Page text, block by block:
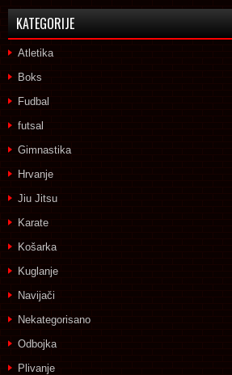
KATEGORIJE
Atletika
Boks
Fudbal
futsal
Gimnastika
Hrvanje
Jiu Jitsu
Karate
Košarka
Kuglanje
Navijači
Nekategorisano
Odbojka
Plivanje